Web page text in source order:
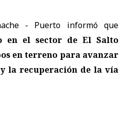
- Puerto informó que
en el sector de El Salto
en terreno para avanzar
la recuperación de la vía